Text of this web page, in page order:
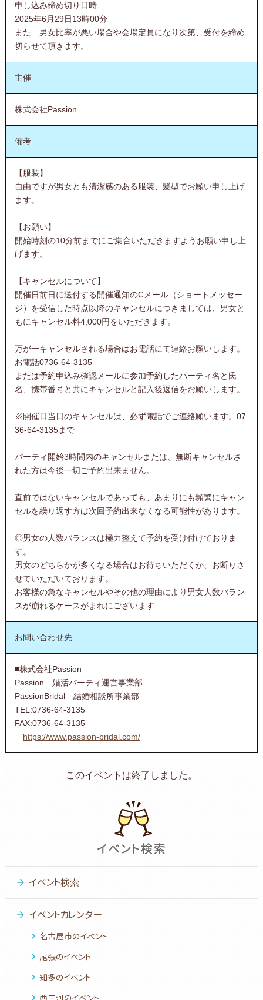
申し込み締め切り日時
2025年6月29日13時00分
また 男女比率が悪い場合や会場定員になり次第、受付を締め
切らせて頂きます。
主催
株式会社Passion
備考
【服装】
自由ですが男女とも清潔感のある服装、髪型でお願い申し上げ
ます。
【お願い】
開始時刻の10分前までにご集合いただきますようお願い申し上
げます。
【キャンセルについて】
開催日前日に送付する開催通知のCメール（ショートメッセー
ジ）を受信した時点以降のキャンセルにつきましては、男女と
もにキャンセル料4,000円をいただきます。
万が一キャンセルされる場合はお電話にて連絡お願いします。
お電話0736-64-3135
または予約申込み確認メールに参加予約したパーティ名と氏
名、携帯番号と共にキャンセルと記入後返信をお願いします。
※開催日当日のキャンセルは、必ず電話でご連絡願います。07
36-64-3135まで
パーティ開始3時間内のキャンセルまたは、無断キャンセルさ
れた方は今後一切ご予約出来ません。
直前ではないキャンセルであっても、あまりにも頻繁にキャン
セルを繰り返す方は次回予約出来なくなる可能性があります。
◎男女の人数バランスは極力整えて予約を受け付けておりま
す。
男女のどちらかが多くなる場合はお待ちいただくか、お断りさ
せていただいております。
お客様の急なキャンセルやその他の理由により男女人数バラン
スが崩れるケースがまれにございます
お問い合わせ先
■株式会社Passion
Passion 婚活パーティ運営事業部
PassionBridal 結婚相談所事業部
TEL:0736-64-3135
FAX:0736-64-3135
https://www.passion-bridal.com/
このイベントは終了しました。
イベント検索
イベントカレンダー
名古屋市のイベント
尾張のイベント
知多のイベント
西三河のイベント